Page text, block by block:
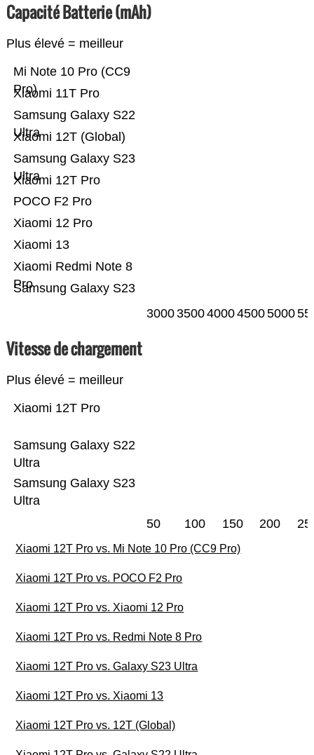
Capacité Batterie (mAh)
Plus élevé = meilleur
Samsung Galaxy S23
Xiaomi Redmi Note 8
Pro
Xiaomi 13
Xiaomi 12 Pro
POCO F2 Pro
Xiaomi 12T Pro
Samsung Galaxy S23
Ultra
Xiaomi 12T (Global)
Samsung Galaxy S22
Ultra
Xiaomi 11T Pro
Mi Note 10 Pro (CC9
Pro)
30003500400045005000
Vitesse de chargement
Plus élevé = meilleur
Samsung Galaxy S23
Ultra
Samsung Galaxy S22
Ultra
Xiaomi 12T Pro
50 100 150 200
Xiaomi 12T Pro vs. Mi Note 10 Pro (CC9 Pro)
Xiaomi 12T Pro vs. POCO F2 Pro
Xiaomi 12T Pro vs. Xiaomi 12 Pro
Xiaomi 12T Pro vs. Redmi Note 8 Pro
Xiaomi 12T Pro vs. Galaxy S23 Ultra
Xiaomi 12T Pro vs. Xiaomi 13
Xiaomi 12T Pro vs. 12T (Global)